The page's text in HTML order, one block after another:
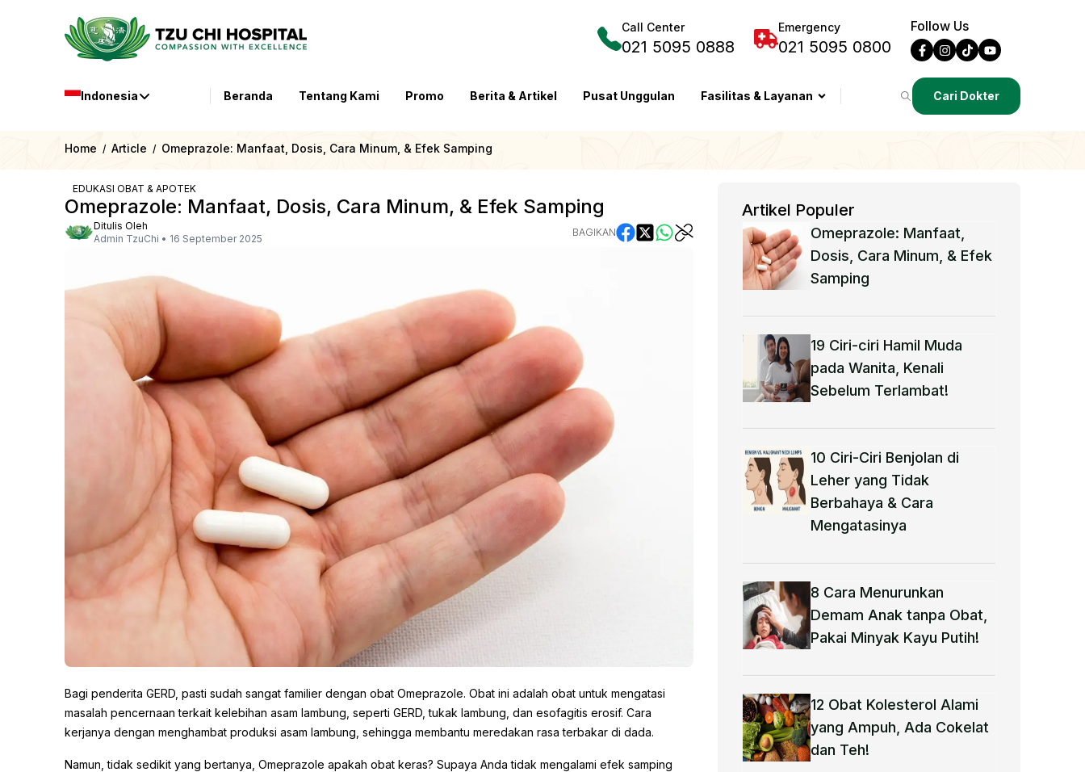
Call Center
021 5095 0888
Emergency
021 5095 0800
Follow Us
Indonesia Beranda Tentang Kami Promo Berita & Artikel Pusat Unggulan Fasilitas & Layanan Cari Dokter
Home / Article / Omeprazole: Manfaat, Dosis, Cara Minum, & Efek Samping
EDUKASI OBAT & APOTEK
Omeprazole: Manfaat, Dosis, Cara Minum, & Efek Samping
Ditulis Oleh
Admin TzuChi • 16 September 2025
BAGIKAN
Bagi penderita GERD, pasti sudah sangat familier dengan obat Omeprazole. Obat ini adalah obat untuk mengatasi
masalah pencernaan terkait kelebihan asam lambung, seperti GERD, tukak lambung, dan esofagitis erosif. Cara
kerjanya dengan menghambat produksi asam lambung, sehingga membantu meredakan rasa terbakar di dada.
Namun, tidak sedikit yang bertanya, Omeprazole apakah obat keras? Supaya Anda tidak mengalami efek samping
Artikel Populer
Omeprazole: Manfaat,
Dosis, Cara Minum, & Efek
Samping
19 Ciri-ciri Hamil Muda
pada Wanita, Kenali
Sebelum Terlambat!
10 Ciri-Ciri Benjolan di
Leher yang Tidak
Berbahaya & Cara
Mengatasinya
8 Cara Menurunkan
Demam Anak tanpa Obat​,
Pakai Minyak Kayu Putih!
12 Obat Kolesterol Alami
yang Ampuh, Ada Cokelat
dan Teh!